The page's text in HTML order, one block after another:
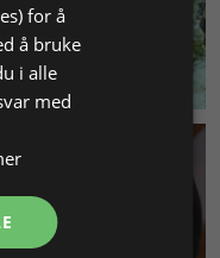
for å
å bruke
i alle
med